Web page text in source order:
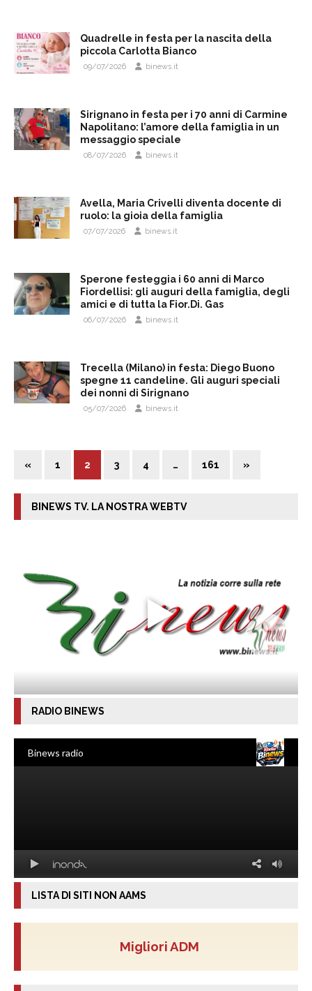
Quadrelle in festa per la nascita della
piccola Carlotta Bianco
09/07/2026 binews.it
Sirignano in festa per i 70 anni di Carmine
Napolitano: l’amore della famiglia in un
messaggio speciale
08/07/2026 binews.it
Avella, Maria Crivelli diventa docente di
ruolo: la gioia della famiglia
07/07/2026 binews.it
Sperone festeggia i 60 anni di Marco
Fiordellisi: gli auguri della famiglia, degli
amici e di tutta la Fior.Di. Gas
06/07/2026 binews.it
Trecella (Milano) in festa: Diego Buono
spegne 11 candeline. Gli auguri speciali
dei nonni di Sirignano
05/07/2026 binews.it
« 1 2 3 4 … 161 »
BINEWS TV. LA NOSTRA WEBTV
RADIO BINEWS
LISTA DI SITI NON AAMS
Migliori ADM